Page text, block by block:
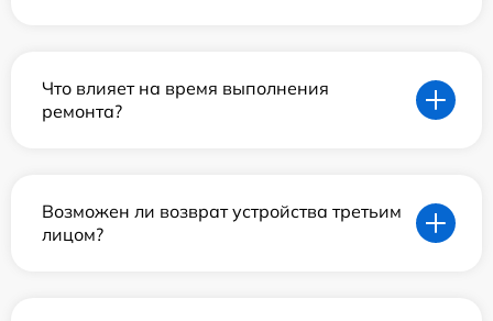
Что влияет на время выполнения
ремонта?
Возможен ли возврат устройства третьим
лицом?